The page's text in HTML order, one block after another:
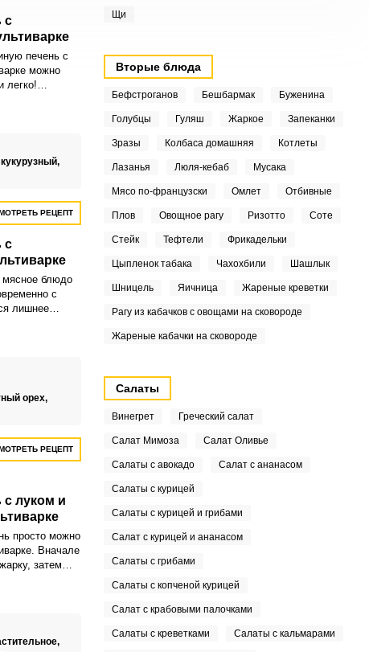
с
печень с
можно
легко!
РЕЦЕПТ
с
мясное блюдо
с
лишнее
орех,
РЕЦЕПТ
с луком и
просто можно
Вначале
затем
Щи
Вторые блюда
Бефстроганов Бешбармак Буженина
Голубцы Гуляш Жаркое Запеканки
Зразы Колбаса домашняя Котлеты
Лазанья Люля-кебаб Мусака
Мясо по-французски Омлет Отбивные
Плов Овощное рагу Ризотто Соте
Стейк Тефтели Фрикадельки
Цыпленок табака Чахохбили Шашлык
Шницель Яичница Жареные креветки
Рагу из кабачков с овощами на сковороде
Жареные кабачки на сковороде
Салаты
Винегрет Греческий салат
Салат Мимоза Салат Оливье
Салаты с авокадо Салат с ананасом
Салаты с курицей
Салаты с курицей и грибами
Салат с курицей и ананасом
Салаты с грибами
Салаты с копченой курицей
Салат с крабовыми палочками
Салаты с креветками Салаты с кальмарами